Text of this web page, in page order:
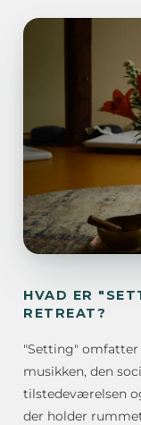
HVAD ER
RETREAT?
"Setting" omfatter
musikken, den
tilstedeværelsen
der holder